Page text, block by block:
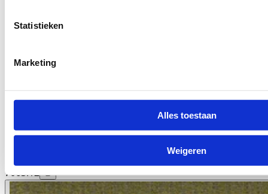
Statistieken
Marketing
Alles toestaan
Weigeren
7063.12